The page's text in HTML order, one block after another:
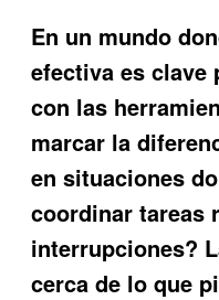
En un mundo
efectiva es clave
con las
marcar la
en situaciones
coordinar tareas
interrupciones?
cerca de lo que